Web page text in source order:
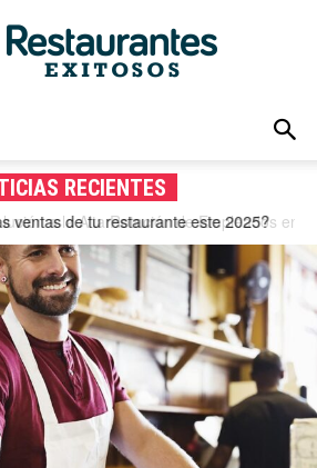
Exitosos
|
Capacitación
RECIENTES
a la Alta Rotación de Empleados en
Restaurantes